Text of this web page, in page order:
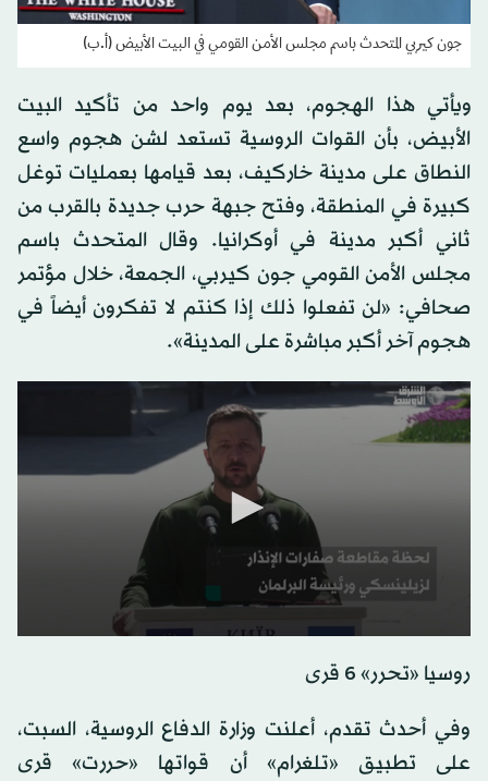
جون كيربي المتحدث باسم مجلس الأمن القومي في البيت الأبيض (أ.ب)
ويأتي هذا الهجوم، بعد يوم واحد من تأكيد البيت
الأبيض، بأن القوات الروسية تستعد لشن هجوم واسع
النطاق على مدينة خاركيف، بعد قيامها بعمليات توغل
كبيرة في المنطقة، وفتح جبهة حرب جديدة بالقرب من
ثاني أكبر مدينة في أوكرانيا. وقال المتحدث باسم
مجلس الأمن القومي جون كيربي، الجمعة، خلال مؤتمر
صحافي: «لن تفعلوا ذلك إذا كنتم لا تفكرون أيضاً في
هجوم آخر أكبر مباشرة على المدينة».
روسيا «تحرر» 6 قرى
وفي أحدث تقدم، أعلنت وزارة الدفاع الروسية، السبت،
على تطبيق «تلغرام» أن قواتها «حررت» قرى